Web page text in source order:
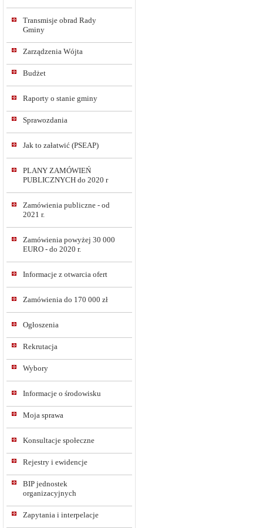
Transmisje obrad Rady
Gminy
Zarządzenia Wójta
Budżet
Raporty o stanie gminy
Sprawozdania
Jak to załatwić (PSEAP)
PLANY ZAMÓWIEŃ
PUBLICZNYCH do 2020 r
Zamówienia publiczne - od
2021 r.
Zamówienia powyżej 30 000
EURO - do 2020 r.
Informacje z otwarcia ofert
Zamówienia do 170 000 zł
Ogłoszenia
Rekrutacja
Wybory
Informacje o środowisku
Moja sprawa
Konsultacje społeczne
Rejestry i ewidencje
BIP jednostek
organizacyjnych
Zapytania i interpelacje